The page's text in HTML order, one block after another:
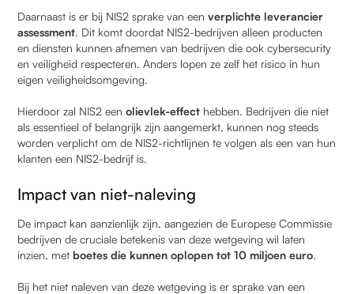
Daarnaast is er bij NIS2 sprake van eenverplichte leverancier
assessment. Dit komt doordat NIS2-bedrijven alleen producten
en diensten kunnen afnemen van bedrijven die ook cybersecurity
en veiligheid respecteren. Anders lopen ze zelf het risico in hun
eigen veiligheidsomgeving.
Hierdoor zal NIS2 eenolievlek-effect hebben. Bedrijven die niet
als essentieel of belangrijk zijn aangemerkt, kunnen nog steeds
worden verplicht om de NIS2-richtlijnen te volgen als een van hun
klanten een NIS2-bedrijf is.
Impact van niet-naleving
De impact kan aanzienlijk zijn, aangezien de Europese Commissie
bedrijven de cruciale betekenis van deze wetgeving wil laten
inzien, metboetes die kunnen oplopen tot 10 miljoen euro.
Bij het niet naleven van deze wetgeving is er sprake van een